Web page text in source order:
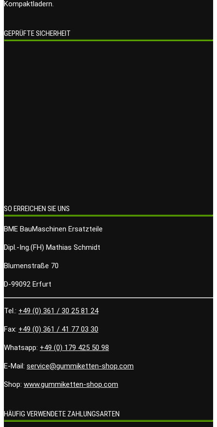
Kompaktladern.
GEPRÜFTE SICHERHEIT
SO ERREICHEN SIE UNS
BME BauMaschinen Ersatzteile
Dipl.-Ing.(FH) Mathias Schmidt
Blumenstraße 70
D-99092 Erfurt
Tel.: +49 (0) 361 / 30 25 81 24
Fax: +49 (0) 361 / 41 77 03 30
Whatsapp: +49 (0) 179 425 50 98
E-Mail: service@gummiketten-shop.com
Shop: www.gummiketten-shop.com
HÄUFIG VERWENDETE ZAHLUNGSARTEN